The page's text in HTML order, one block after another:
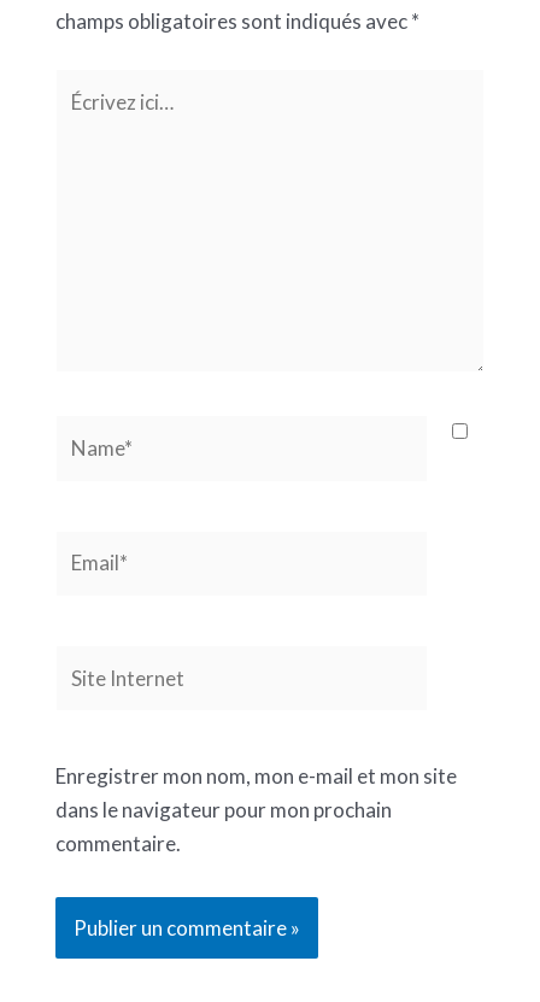
champs obligatoires sont indiqués avec*
Écrivez
ici…
Internet
Enregistrer mon nom, mon e-mail et mon site
dans le navigateur pour mon prochain
commentaire.